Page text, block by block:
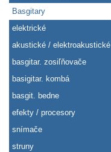
Basgitary
elektrické
akustické / elektroakustické
basgitar. zosiľňovače
basigitar. kombá
basgit. bedne
efekty / procesory
snímače
struny